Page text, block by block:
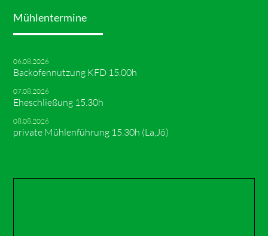
Mühlentermine
06.08.2026
Backofennutzung KFD 15.00h
07.08.2026
Eheschließung 15.30h
08.08.2026
private Mühlenführung 15.30h (La,Jö)